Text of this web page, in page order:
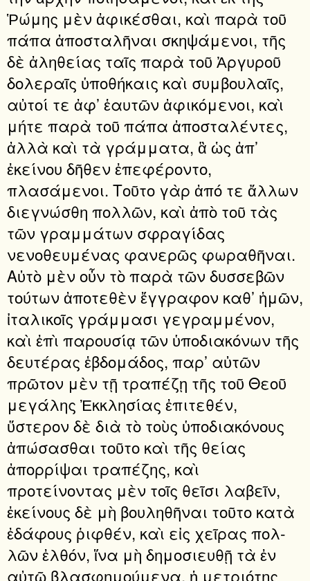
Ῥώμης μὲν ἀφικέσθαι, καὶ παρὰ τοῦ
πάπα ἀποσταλῆναι σκηψάμενοι, τῆς
δὲ ἀληθείας ταῖς παρὰ τοῦ Ἀργυροῦ
δολεραῖς ὑποθήκαις καὶ συμβουλαῖς,
αὐτοί τε ἀφ’ ἑαυτῶν ἀφικόμενοι, καὶ
μήτε παρὰ τοῦ πάπα ἀποσταλέντες,
ἀλλὰ καὶ τὰ γράμματα, ἃ ὡς ἀπ’
ἐκείνου δῆθεν ἐπεφέροντο,
πλασάμενοι. Τοῦτο γὰρ ἀπό τε ἄλλων
διεγνώσθη πολλῶν, καὶ ἀπὸ τοῦ τὰς
τῶν γραμμάτων σφραγίδας
νενοθευμένας φανερῶς φωραθῆναι.
Αὐτὸ μὲν οὖν τὸ παρὰ τῶν δυσσεβῶν
τούτων ἀποτεθὲν ἔγγραφον καθ’ ἡμῶν,
ἰταλικοῖς γράμμασι γεγραμμένον,
καὶ ἐπὶ παρουσίᾳ τῶν ὑποδιακόνων τῆς
δευτέρας ἑβδομάδος, παρ’ αὐτῶν
πρῶτον μὲν τῇ τραπέζῃ τῆς τοῦ Θεοῦ
μεγάλης Ἐκκλησίας ἐπιτεθέν,
ὕστερον δὲ διὰ τὸ τοὺς ὑποδιακόνους
ἀπώσασθαι τοῦτο καὶ τῆς θείας
ἀπορρίψαι τρα­πέζης, καὶ
προτείνοντας μὲν τοῖς θεῖσι λαβεῖν,
ἐκείνους δὲ μὴ βουληθῆναι τοῦτο κατὰ
ἐδάφους ῥιφθέν, καὶ εἰς χεῖρας πολ­
λῶν ἐλθόν, ἵνα μὴ δημοσιευθῇ τὰ ἐν
αὐτῷ βλασφημούμενα, ἡ μετριότης